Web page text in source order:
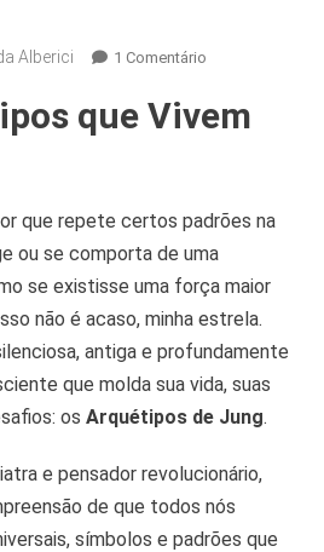
Alberici 1 ComentárioEm
12
Descubra
O
Seu
Sua
Vida
que Vivem
que repete certos padrões na
ou se comporta de uma
se existisse uma força maior
não é acaso, minha estrela.
antiga e profundamente
que molda sua vida, suas
os Arquétipos de Jung.
e pensador revolucionário,
de que todos nós
símbolos e padrões que